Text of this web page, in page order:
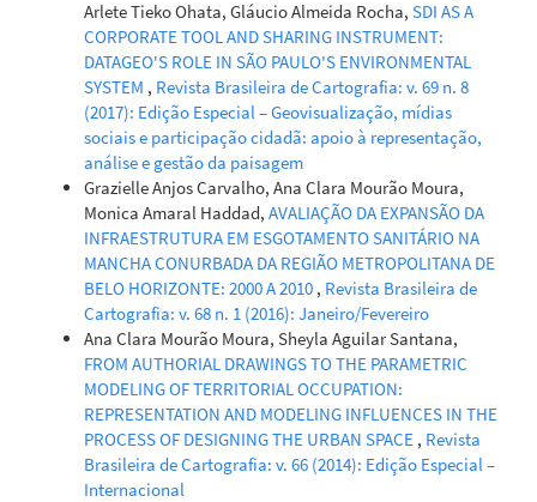
Arlete Tieko Ohata, Gláucio Almeida Rocha, SDI AS A
CORPORATE TOOL AND SHARING INSTRUMENT:
DATAGEO'S ROLE IN SÃO PAULO'S ENVIRONMENTAL
SYSTEM , Revista Brasileira de Cartografia: v. 69 n. 8
(2017): Edição Especial – Geovisualização, mídias
sociais e participação cidadã: apoio à representação,
análise e gestão da paisagem
Grazielle Anjos Carvalho, Ana Clara Mourão Moura,
Monica Amaral Haddad, AVALIAÇÃO DA EXPANSÃO DA
INFRAESTRUTURA EM ESGOTAMENTO SANITÁRIO NA
MANCHA CONURBADA DA REGIÃO METROPOLITANA DE
BELO HORIZONTE: 2000 A 2010 , Revista Brasileira de
Cartografia: v. 68 n. 1 (2016): Janeiro/Fevereiro
Ana Clara Mourão Moura, Sheyla Aguilar Santana,
FROM AUTHORIAL DRAWINGS TO THE PARAMETRIC
MODELING OF TERRITORIAL OCCUPATION:
REPRESENTATION AND MODELING INFLUENCES IN THE
PROCESS OF DESIGNING THE URBAN SPACE , Revista
Brasileira de Cartografia: v. 66 (2014): Edição Especial –
Internacional